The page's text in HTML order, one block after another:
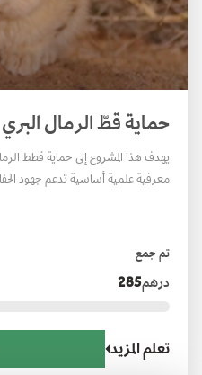
حماية قطّ الرمال البري
يهدف هذا المشروع إلى حماية قطط
معرفية علمية أساسية تدعم جهود
النووي، وتقنيات التتبع عبر نظام تحديد
المراقبة، إلى جانب تحليل البيانات
تم جمع
درهم285
تعلم المزيد